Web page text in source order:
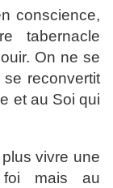
conscience,
tabernacle
On ne se
reconvertit
et au Soi qui
vivre une
foi mais au